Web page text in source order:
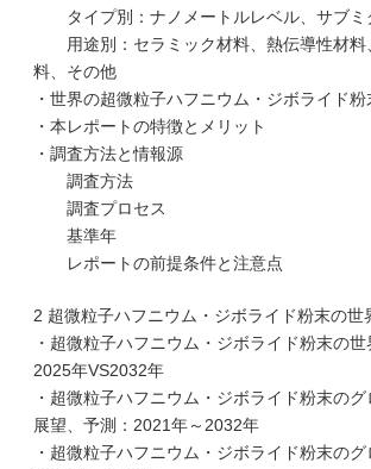
タイプ別：ナノメートルレベル、サブミ
用途別：セラミック材料、熱伝導性材料
料、その他
・世界の超微粒子ハフニウム・ジボライド粉
・本レポートの特徴とメリット
・調査方法と情報源
調査方法
調査プロセス
基準年
レポートの前提条件と注意点
2 超微粒子ハフニウム・ジボライド粉末の世
・超微粒子ハフニウム・ジボライド粉末の世
2025年VS2032年
・超微粒子ハフニウム・ジボライド粉末のグ
展望、予測：2021年～2032年
・超微粒子ハフニウム・ジボライド粉末のグ